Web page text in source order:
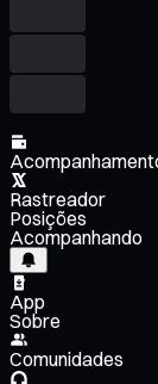
Rastreador
Posições
Acompanhando
App
Sobre
Comunidades